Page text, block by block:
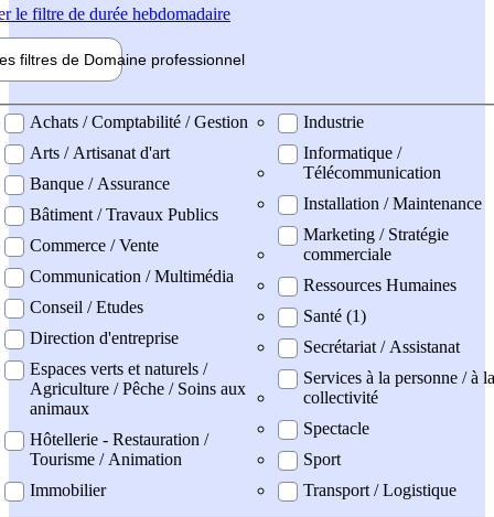
le filtre de durée hebdomadaire
filtres de Domaine professionnel
professionel
Achats / Comptabilité / Gestion
Arts / Artisanat d'art
Banque / Assurance
Bâtiment / Travaux Publics
Commerce / Vente
Communication / Multimédia
Conseil / Etudes
Direction d'entreprise
Espaces verts et naturels /
Agriculture / Pêche / Soins aux
animaux
Hôtellerie - Restauration /
Tourisme / Animation
Immobilier
Industrie
Informatique /
Télécommunication
Installation / Maintenance
Marketing / Stratégie
commerciale
Ressources Humaines
Santé (1)
Secrétariat / Assistanat
Services à la personne / à la
collectivité
Spectacle
Sport
Transport / Logistique